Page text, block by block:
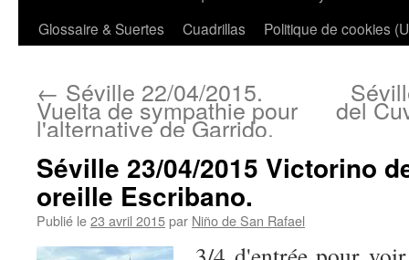
Glossaire & Suertes
Cuadrillas Politique de cookies
← Séville 22/04/2015.
Vuelta de sympathie pour
l'alternative de Garrido.
del
Séville 23/04/2015 Victorino
oreille Escribano.
Publié le23 avril 2015par Niño de San Rafael